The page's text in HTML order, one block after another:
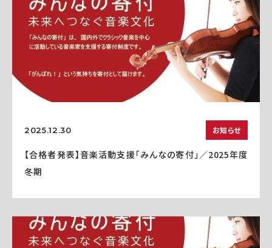
2025.12.30 お知らせ
【合格者発表】音楽活動支援「みんなの寄付」／2025年度
冬期